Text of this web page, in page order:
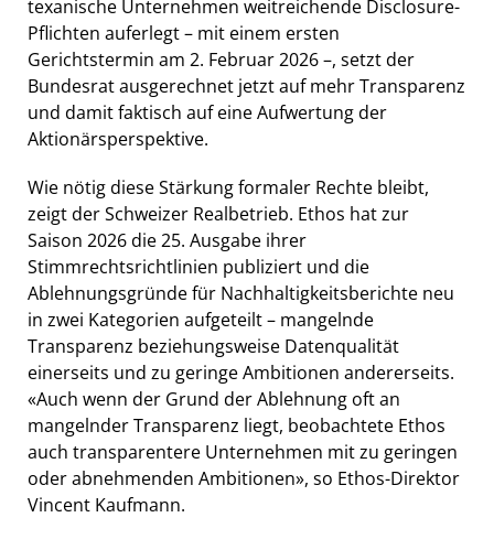
texanische Unternehmen weitreichende Disclosure-
Pflichten auferlegt – mit einem ersten
Gerichtstermin am 2. Februar 2026 –, setzt der
Bundesrat ausgerechnet jetzt auf mehr Transparenz
und damit faktisch auf eine Aufwertung der
Aktionärsperspektive.
Wie nötig diese Stärkung formaler Rechte bleibt,
zeigt der Schweizer Realbetrieb. Ethos hat zur
Saison 2026 die 25. Ausgabe ihrer
Stimmrechtsrichtlinien publiziert und die
Ablehnungsgründe für Nachhaltigkeitsberichte neu
in zwei Kategorien aufgeteilt – mangelnde
Transparenz beziehungsweise Datenqualität
einerseits und zu geringe Ambitionen andererseits.
«Auch wenn der Grund der Ablehnung oft an
mangelnder Transparenz liegt, beobachtete Ethos
auch transparentere Unternehmen mit zu geringen
oder abnehmenden Ambitionen», so Ethos-Direktor
Vincent Kaufmann.